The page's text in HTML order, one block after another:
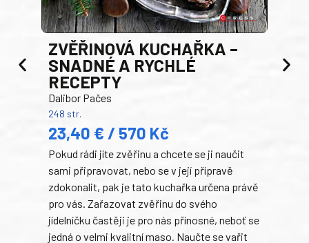
ZVĚŘINOVÁ KUCHAŘKA –
SNADNÉ A RYCHLÉ
RECEPTY
Dalibor Pačes
248 str.
23,40 € / 570 Kč
Pokud rádi jíte zvěřinu a chcete se ji naučit
sami připravovat, nebo se v její přípravě
zdokonalit, pak je tato kuchařka určena právě
pro vás. Zařazovat zvěřinu do svého
jídelníčku častěji je pro nás přínosné, neboť se
jedná o velmi kvalitní maso. Naučte se vařit